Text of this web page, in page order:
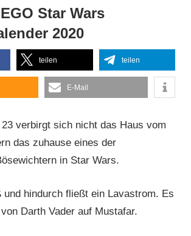
Star Wars
2020
teilen teilen
E-Mail
23 verbirgt sich nicht das Haus vom
das zuhause eines der
in Star Wars.
und hindurch fließt ein Lavastrom. Es
Darth Vader auf Mustafar.